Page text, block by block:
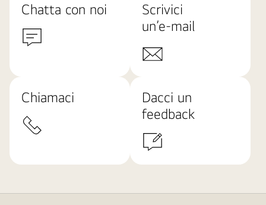
Chatta con noi
Scrivici
un’e-mail
Chiamaci
Dacci un
feedback